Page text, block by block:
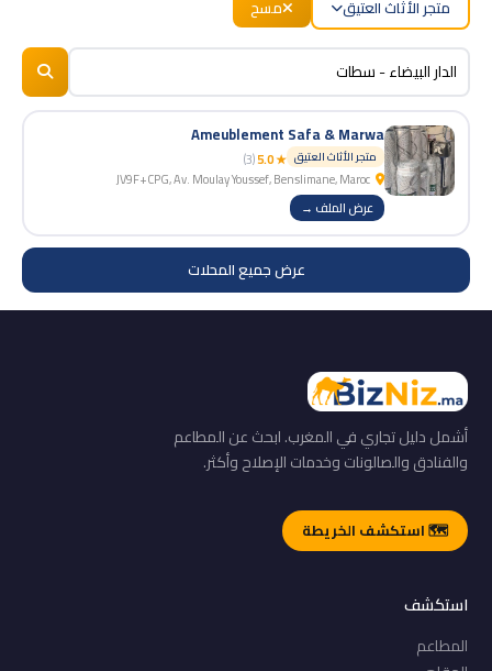
متجر الأثاث العتيق مسح
Ameublement Safa & Marwa
متجر الأثاث العتيق ★ 5.0
(3)
عرض الملف →
عرض جميع المحلات
BizNiz.ma
أشمل دليل تجاري في المغرب. ابحث عن المطاعم
والفنادق والصالونات وخدمات الإصلاح وأكثر.
🗺️ استكشف الخريطة
استكشف
المطاعم